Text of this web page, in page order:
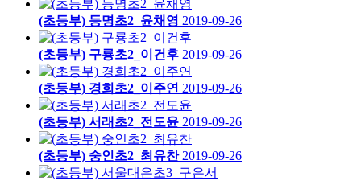
(초등부) 등명초2_윤채영 2019-09-26
(초등부) 구룡초2_이건후 2019-09-26
(초등부) 경희초2_이주연 2019-09-26
(초등부) 서래초2_전도윤 2019-09-26
(초등부) 숭인초2_최유찬 2019-09-26